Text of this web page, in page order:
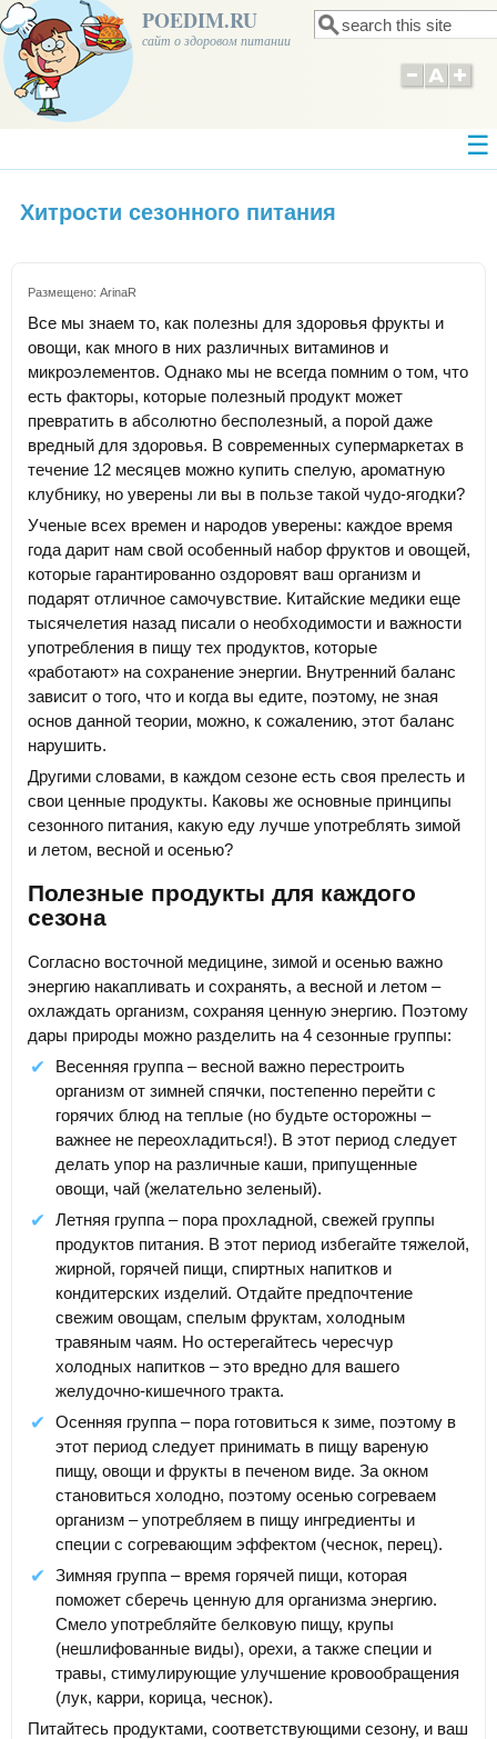
POEDIM.RU
сайт о здоровом питании Форма поиска
Поиск
Хитрости сезонного питания
Размещено: ArinaR
Все мы знаем то, как полезны для здоровья фрукты и
овощи, как много в них различных витаминов и
микроэлементов. Однако мы не всегда помним о том, что
есть факторы, которые полезный продукт может
превратить в абсолютно бесполезный, а порой даже
вредный для здоровья. В современных супермаркетах в
течение 12 месяцев можно купить спелую, ароматную
клубнику, но уверены ли вы в пользе такой чудо-ягодки?
Ученые всех времен и народов уверены: каждое время
года дарит нам свой особенный набор фруктов и овощей,
которые гарантированно оздоровят ваш организм и
подарят отличное самочувствие. Китайские медики еще
тысячелетия назад писали о необходимости и важности
употребления в пищу тех продуктов, которые
«работают» на сохранение энергии. Внутренний баланс
зависит о того, что и когда вы едите, поэтому, не зная
основ данной теории, можно, к сожалению, этот баланс
нарушить.
Другими словами, в каждом сезоне есть своя прелесть и
свои ценные продукты. Каковы же основные принципы
сезонного питания, какую еду лучше употреблять зимой
и летом, весной и осенью?
Полезные продукты для каждого
сезона
Согласно восточной медицине, зимой и осенью важно
энергию накапливать и сохранять, а весной и летом –
охлаждать организм, сохраняя ценную энергию. Поэтому
дары природы можно разделить на 4 сезонные группы:
Весенняя группа – весной важно перестроить
организм от зимней спячки, постепенно перейти с
горячих блюд на теплые (но будьте осторожны –
важнее не переохладиться!). В этот период следует
делать упор на различные каши, припущенные
овощи, чай (желательно зеленый).
Летняя группа – пора прохладной, свежей группы
продуктов питания. В этот период избегайте тяжелой,
жирной, горячей пищи, спиртных напитков и
кондитерских изделий. Отдайте предпочтение
свежим овощам, спелым фруктам, холодным
травяным чаям. Но остерегайтесь чересчур
холодных напитков – это вредно для вашего
желудочно-кишечного тракта.
Осенняя группа – пора готовиться к зиме, поэтому в
этот период следует принимать в пищу вареную
пищу, овощи и фрукты в печеном виде. За окном
становиться холодно, поэтому осенью согреваем
организм – употребляем в пищу ингредиенты и
специи с согревающим эффектом (чеснок, перец).
Зимняя группа – время горячей пищи, которая
поможет сберечь ценную для организма энергию.
Смело употребляйте белковую пищу, крупы
(нешлифованные виды), орехи, а также специи и
травы, стимулирующие улучшение кровообращения
(лук, карри, корица, чеснок).
Питайтесь продуктами, соответствующими сезону, и ваш